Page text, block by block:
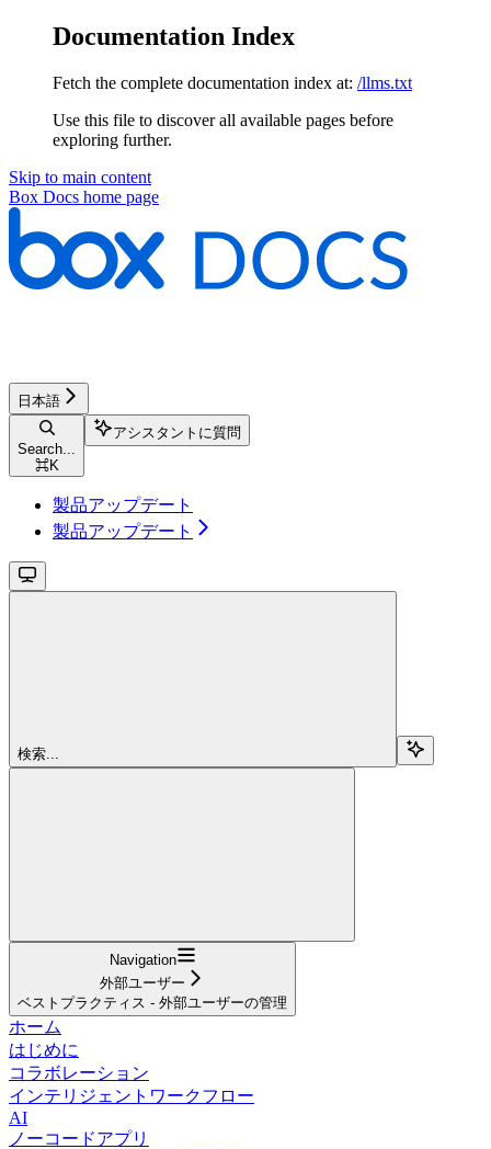
Documentation Index
Fetch the complete documentation index at: /llms.txt
Use this file to discover all available pages before
exploring further.
Skip to main content
Box Docs home page
日本語
Search...
⌘K
アシスタントに質問
製品アップデート
製品アップデート
検索...
Navigation
外部ユーザー
ベストプラクティス - 外部ユーザーの管理
ホーム
はじめに
コラボレーション
インテリジェントワークフロー
AI
ノーコードアプリ